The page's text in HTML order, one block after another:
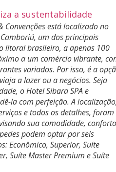
Convenções está localizado no
um dos principais
litoral brasileiro, a apenas 100
a um comércio vibrante,
variados. Por isso, é a
a lazer ou a negócios. Seja
o Hotel Sibara SPA e
la com perfeição. A
e todos os detalhes, foram
sua comodidade, conforto
podem optar por seis
Econômico, Superior, Suíte
Suíte Master Premium e Suíte